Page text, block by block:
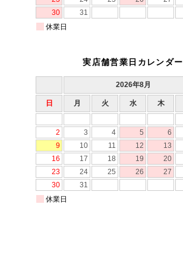
実店舗営業日カレンダー